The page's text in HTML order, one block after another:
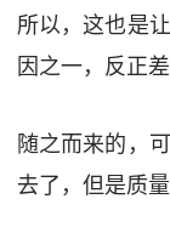
所以，这也是
因之一，反正
随之而来的，
去了，但是质